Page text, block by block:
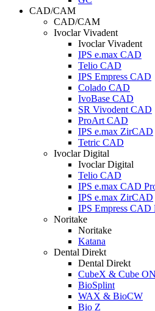
CAD/CAM
CAD/CAM
Ivoclar Vivadent
Ivoclar Vivadent
IPS e.max CAD
Telio CAD
IPS Empress CAD
Colado CAD
IvoBase CAD
SR Vivodent CAD
ProArt CAD
IPS e.max ZirCAD
Tetric CAD
Ivoclar Digital
Ivoclar Digital
Telio CAD
IPS e.max CAD
IPS e.max ZirCAD
IPS Empress CAD
Noritake
Noritake
Katana
Dental Direkt
Dental Direkt
CubeX & Cube
BioSplint
WAX & BioCW
Bio Z